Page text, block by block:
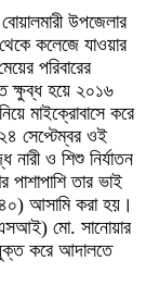
উপজেলার
কলেজে যাওয়ার
পরিবারের
ক্ষুব্ধ হয়ে ২০১৬
মাইক্রোবাসে করে
সেপ্টেম্বর ওই
নারী ও শিশু নির্যাতন
পাশাপাশি তার ভাই
আসামি করা হয়।
মো. সানোয়ার
করে আদালতে